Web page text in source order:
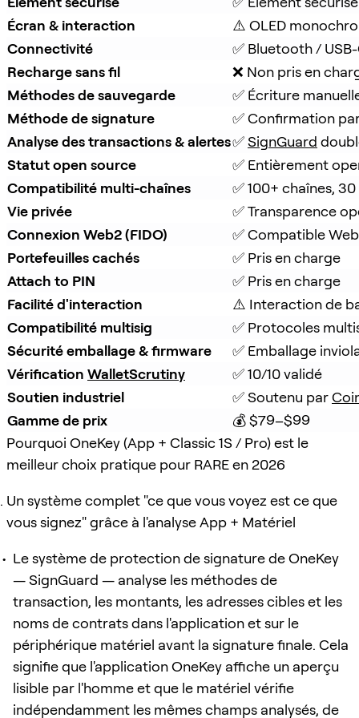
Écran & interaction
⚠️ OLED
Connectivité
✅ Bluetooth /
Recharge sans fil
❌ Non pris en
Méthodes de sauvegarde
✅ Écriture
Méthode de signature
✅ Confirmation
Analyse des transactions & alertes✅ SignGuard
Statut open source
✅ Entièrement
Compatibilité multi-chaînes
✅ 100+ chaînes,
Vie privée
✅ Transparence
Connexion Web2 (FIDO)
✅ Compatible
Portefeuilles cachés
✅ Pris en charge
Attach to PIN
✅ Pris en charge
Facilité d'interaction
⚠️ Interaction de
Compatibilité multisig
✅ Protocoles
Sécurité emballage & firmware
✅ Emballage
Vérification WalletScrutiny
✅ 10/10 validé
Soutien industriel
✅ Soutenu par
Gamme de prix
💰 $79–$99
Pourquoi OneKey (App + Classic 1S / Pro) est le
meilleur choix pratique pour RARE en 2026
Un système complet "ce que vous voyez est ce que
vous signez" grâce à l'analyse App + Matériel
Le système de protection de signature de OneKey
— SignGuard — analyse les méthodes de
transaction, les montants, les adresses cibles et les
noms de contrats dans l'application et sur le
périphérique matériel avant la signature finale. Cela
signifie que l'application OneKey affiche un aperçu
lisible par l'homme et que le matériel vérifie
indépendamment les mêmes champs analysés, de